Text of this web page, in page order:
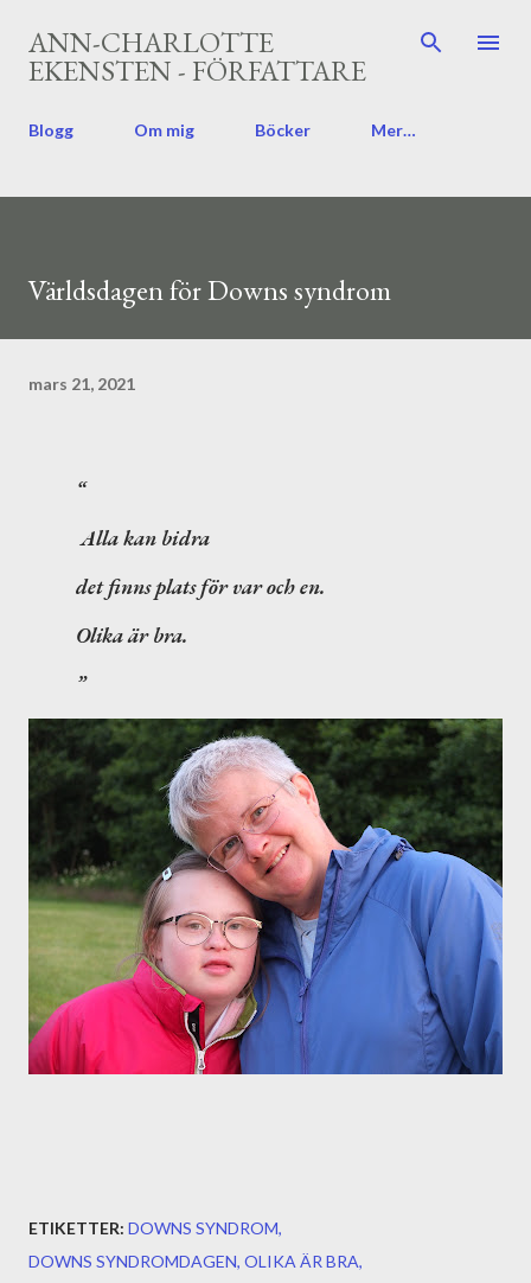
Fortsätt till huvudinnehåll
ANN-CHARLOTTE
EKENSTEN - FÖRFATTARE
Blogg Om mig Böcker Mer…
Världsdagen för Downs syndrom
mars 21, 2021
Alla kan bidra
det finns plats för var och en.
Olika är bra.
ETIKETTER: DOWNS SYNDROM
DOWNS SYNDROMDAGEN OLIKA ÄR BRA